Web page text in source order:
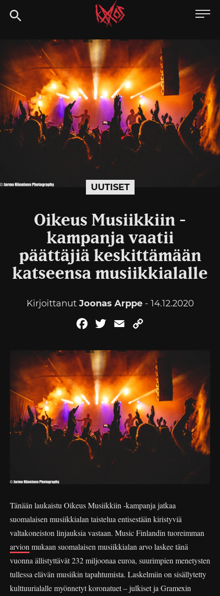
Siirry
suoraan
Kaaoszine
UUTISET
Oikeus Musiikkiin -
kampanja vaatii
päättäjiä keskittämään
katseensa musiikkialalle
Kirjoittanut Joonas Arppe- 14.12.2020
FacebookTwitterEmail
Tänään laukaistu Oikeus Musiikkiin -kampanja jatkaa
suomalaisen musiikkialan taistelua entisestään kiristyviä
valtakoneiston linjauksia vastaan. Music Finlandin tuoreimman
arvion mukaan suomalaisen musiikkialan arvo laskee tänä
vuonna ällistyttävät 232 miljoonaa euroa, suurimpien menetysten
tullessa elävän musiikin tapahtumista. Laskelmiin on sisällytetty
kulttuurialalle myönnetyt koronatuet – julkiset ja Gramexin